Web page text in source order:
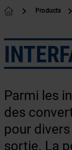
Products
Parmi les
des
pour
sortie. La